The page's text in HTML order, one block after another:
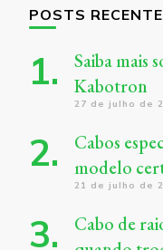
POSTS
Saiba mais
Kabotron
27 de julho de
Cabos
modelo
21 de julho de
Cabo de